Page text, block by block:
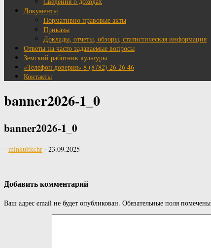
Документы
Нормативно правовые акты
Приказы
Доклады, отчеты, обзоры, статистическая информация
Ответы на часто задаваемые вопросы
Земский работник культуры
«Телефон доверия» 8 (8782) 26 26 46
Контакты
banner2026-1_0
banner2026-1_0
- minkultkchr · 23.09.2025
Добавить комментарий
Ваш адрес email не будет опубликован. Обязательные поля помечены